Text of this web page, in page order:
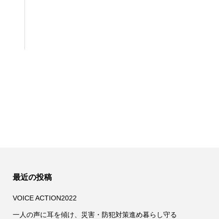
最近の投稿
VOICE ACTION2022
一人の声に耳を傾け、災害・防犯対策進め暮らし守る